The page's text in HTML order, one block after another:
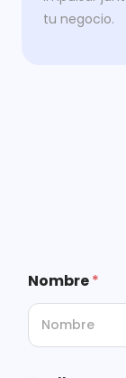
tu negocio.
Nombre*
First